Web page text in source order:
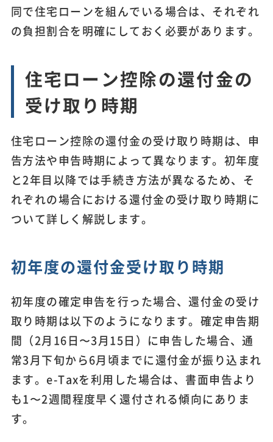
同で住宅ローンを組んでいる場合は、それぞれ
の負担割合を明確にしておく必要があります。
住宅ローン控除の還付金の
受け取り時期
住宅ローン控除の還付金の受け取り時期は、申
告方法や申告時期によって異なります。初年度
と2年目以降では手続き方法が異なるため、そ
れぞれの場合における還付金の受け取り時期に
ついて詳しく解説します。
初年度の還付金受け取り時期
初年度の確定申告を行った場合、還付金の受け
取り時期は以下のようになります。確定申告期
間（2月16日〜3月15日）に申告した場合、通
常3月下旬から6月頃までに還付金が振り込まれ
ます。e-Taxを利用した場合は、書面申告より
も1〜2週間程度早く還付される傾向にありま
す。